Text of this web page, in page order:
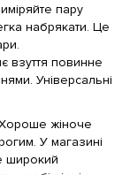
пару
набрякати. Це
взуття повинне
Універсальні
Хороше жіноче
У магазині
широкий